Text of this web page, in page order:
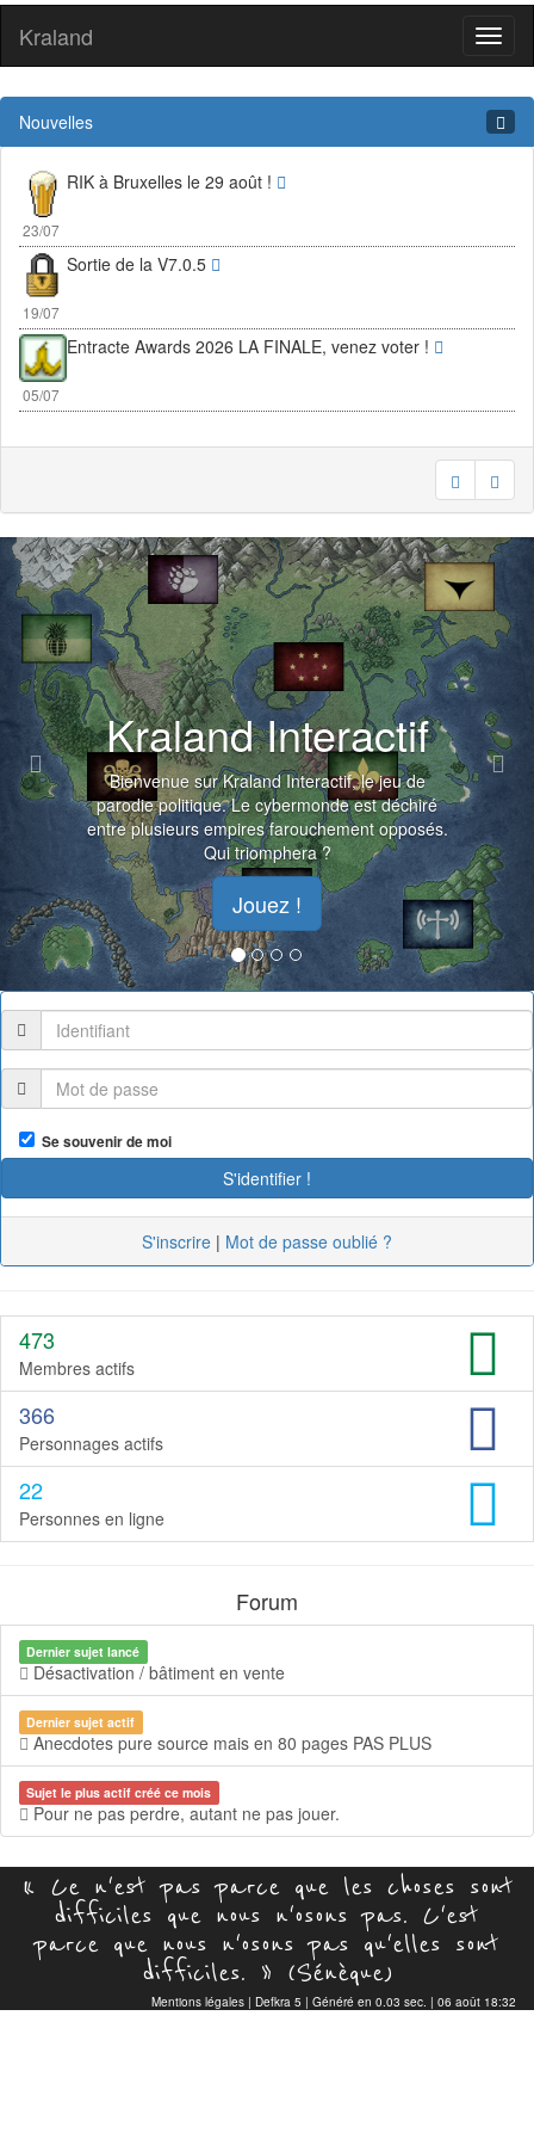
Kraland
Nouvelles
23/07
RIK à Bruxelles le 29 août !
19/07
Sortie de la V7.0.5
05/07
Entracte Awards 2026 LA FINALE, venez voter !
Kraland Interactif
Bienvenue sur Kraland Interactif, le jeu de
parodie politique. Le cybermonde est déchiré
entre plusieurs empires farouchement opposés.
Qui triomphera ?
Jouez !
Previous
Se souvenir de moi
S'inscrire | Mot de passe oublié ?
473
Membres actifs
366
Personnages actifs
22
Personnes en ligne
Forum
Dernier sujet lancé
Désactivation / bâtiment en vente
Dernier sujet actif
Anecdotes pure source mais en 80 pages PAS PLUS
Sujet le plus actif créé ce mois
Pour ne pas perdre, autant ne pas jouer.
« Ce n'est pas parce que les choses sont
difficiles que nous n'osons pas. C'est
parce que nous n'osons pas qu'elles sont
difficiles. » (Sénèque)
Mentions légales | Defkra 5 | Généré en 0.03 sec. | 06 août 18:32